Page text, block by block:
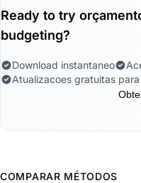
Ready to try
budgeting?
Download instantaneo
Atualizacoes gratuitas
COMPARAR MÉTODOS